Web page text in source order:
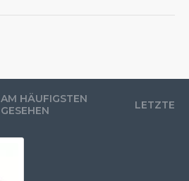
AM HÄUFIGSTEN
GESEHEN
LETZTE